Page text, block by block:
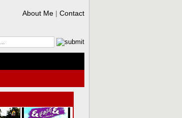
About Me | Contact